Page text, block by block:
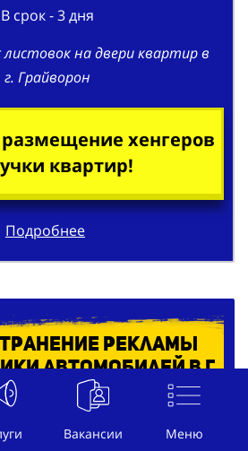
Вакансии Меню
листовок на двери квартир в
размещение хенгеров
квартир!
Подробнее
рекламы
автомобилей в г.